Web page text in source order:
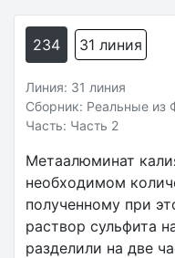
234 31 линия
Линия: 31 линия
Сборник: Реальные
Часть: Часть 2
Метаалюминат
необходимом
полученному при
раствор сульфита
разделили на две